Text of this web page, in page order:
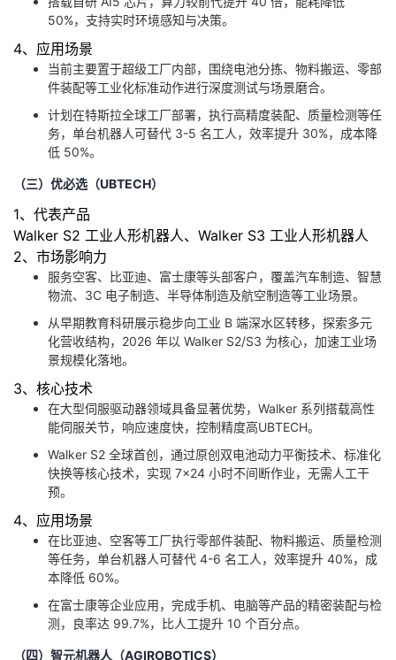
50%，支持实时环境感知与决策。
4、应用场景
当前主要置于超级工厂内部，围绕电池分拣、物料搬运、零部
件装配等工业化标准动作进行深度测试与场景磨合。
计划在特斯拉全球工厂部署，执行高精度装配、质量检测等任
务，单台机器人可替代 3-5 名工人，效率提升 30%，成本降
低 50%。
（三）优必选（UBTECH）
1、代表产品
Walker S2 工业人形机器人、Walker S3 工业人形机器人
2、市场影响力
服务空客、比亚迪、富士康等头部客户，覆盖汽车制造、智慧
物流、3C 电子制造、半导体制造及航空制造等工业场景。
从早期教育科研展示稳步向工业 B 端深水区转移，探索多元
化营收结构，2026 年以 Walker S2/S3 为核心，加速工业场
景规模化落地。
3、核心技术
在大型伺服驱动器领域具备显著优势，Walker 系列搭载高性
能伺服关节，响应速度快，控制精度高UBTECH。
Walker S2 全球首创，通过原创双电池动力平衡技术、标准化
快换等核心技术，实现 7×24 小时不间断作业，无需人工干
预。
4、应用场景
在比亚迪、空客等工厂执行零部件装配、物料搬运、质量检测
等任务，单台机器人可替代 4-6 名工人，效率提升 40%，成
本降低 60%。
在富士康等企业应用，完成手机、电脑等产品的精密装配与检
测，良率达 99.7%，比人工提升 10 个百分点。
（四）智元机器人（AGIROBOTICS）